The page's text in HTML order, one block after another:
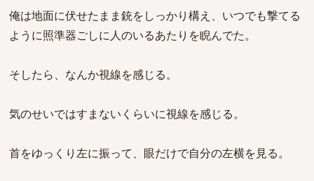
俺は地面に伏せたまま銃をしっかり構え、いつでも撃てる
ように照準器ごしに人のいるあたりを睨んでた。
そしたら、なんか視線を感じる。
気のせいではすまないくらいに視線を感じる。
首をゆっくり左に振って、眼だけで自分の左横を見る。